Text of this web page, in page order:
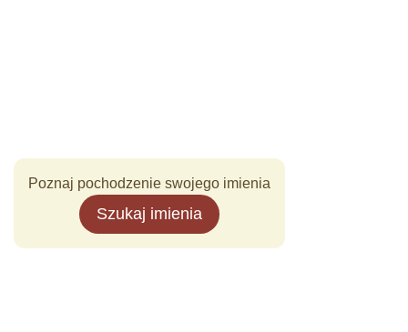
Poznaj pochodzenie swojego imienia
Szukaj imienia